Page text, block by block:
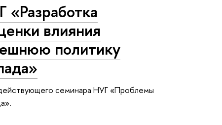
влияния
политику
семинара НУГ «Проблемы